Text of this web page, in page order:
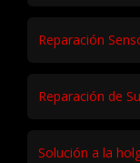
Reparación
Reparación de
Solución a la